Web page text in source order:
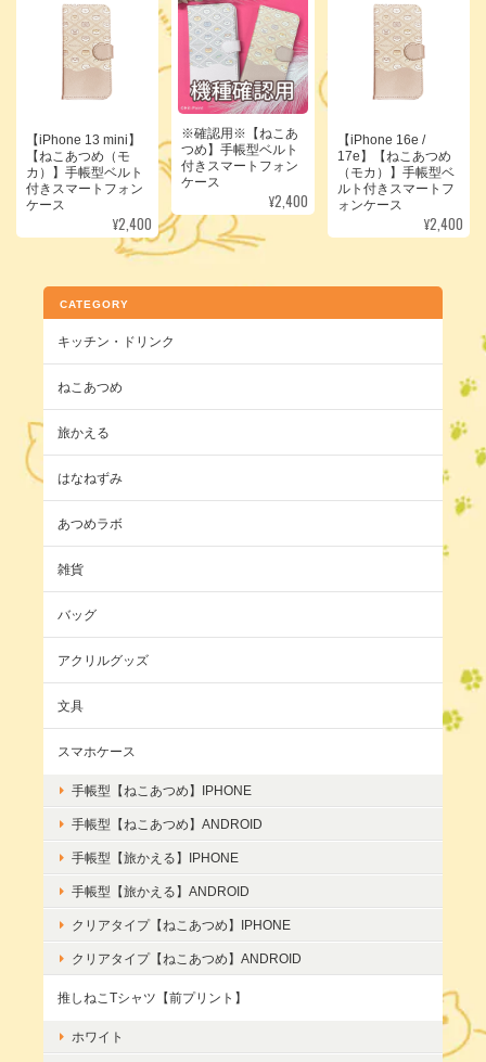
【iPhone 13 mini】
【ねこあつめ（モ
カ）】手帳型ベルト
付きスマートフォン
ケース
¥2,400
※確認用※【ねこあ
つめ】手帳型ベルト
付きスマートフォン
ケース
¥2,400
【iPhone 16e /
17e】【ねこあつめ
（モカ）】手帳型ベ
ルト付きスマートフ
ォンケース
¥2,400
CATEGORY
キッチン・ドリンク
ねこあつめ
旅かえる
はなねずみ
あつめラボ
雑貨
バッグ
アクリルグッズ
文具
スマホケース
手帳型【ねこあつめ】IPHONE
手帳型【ねこあつめ】ANDROID
手帳型【旅かえる】IPHONE
手帳型【旅かえる】ANDROID
クリアタイプ【ねこあつめ】IPHONE
クリアタイプ【ねこあつめ】ANDROID
推しねこTシャツ【前プリント】
ホワイト